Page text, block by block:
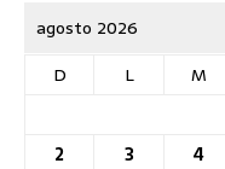
agosto 2026
D
L M
2
3 4